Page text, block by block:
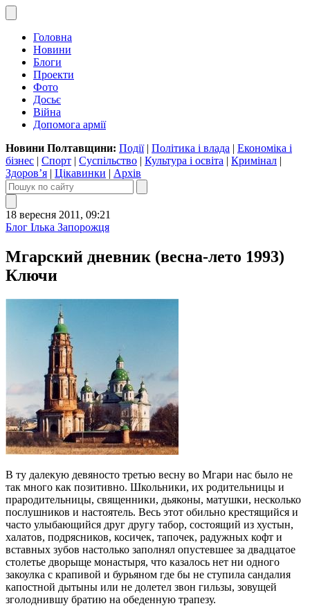
Головна
Новини
Блоги
Проекти
Фото
Досьє
Війна
Допомога армії
Новини Полтавщини: Події| Політика і влада | Економіка і
бізнес | Спорт | Суспільство | Культура і освіта | Кримінал |
Здоров’я | Цікавинки | Архів
18 вересня 2011, 09:21
Блог Ілька Запорожця
Мгарский дневник (весна-лето 1993)
Ключи
В ту далекую девяносто третью весну во Мгари нас было не
так много как позитивно. Школьники, их родительницы и
прародительницы, священники, дьяконы, матушки, несколько
послушников и настоятель. Весь этот обильно крестящийся и
часто улыбающийся друг другу табор, состоящий из хустын,
халатов, подрясников, косичек, тапочек, радужных кофт и
вставных зубов настолько заполнял опустевшее за двадцатое
столетье дворыще монастыря, что казалось нет ни одного
закоулка с крапивой и бурьяном где бы не ступила сандалия
капостной дытыны или не долетел звон гильзы, зовущей
зголоднившу братию на обеденную трапезу.